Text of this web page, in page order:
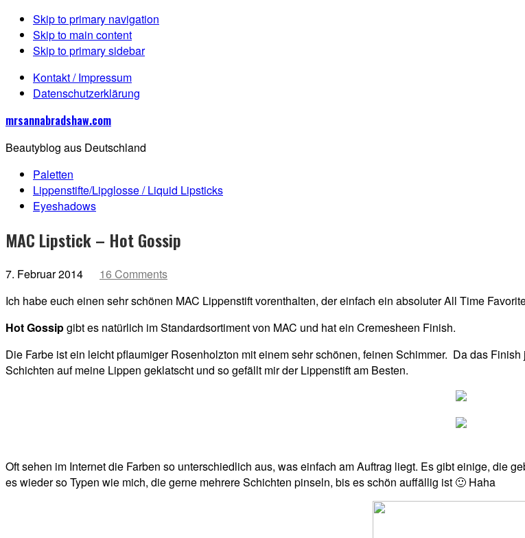
Skip to primary navigation
Skip to main content
Skip to primary sidebar
Kontakt / Impressum
Datenschutzerklärung
mrsannabradshaw.com
Beautyblog aus Deutschland
Paletten
Lippenstifte/Lipglosse / Liquid Lipsticks
Eyeshadows
MAC Lipstick – Hot Gossip
7. Februar 2014
16 Comments
Ich habe euch einen sehr schönen MAC Lippenstift vorenthalten, der einfach ein absoluter All Time
Hot Gossipgibt es natürlich im Standardsortiment von MAC und hat ein Cremesheen Finish.
Die Farbe ist ein leicht pflaumiger Rosenholzton mit einem sehr schönen, feinen Schimmer. Da das
Schichten auf meine Lippen geklatscht und so gefällt mir der Lippenstift am Besten.
Oft sehen im Internet die Farben so unterschiedlich aus, was einfach am Auftrag liegt. Es gibt einige, die
es wieder so Typen wie mich, die gerne mehrere Schichten pinseln, bis es schön auffällig ist 🙂 Haha